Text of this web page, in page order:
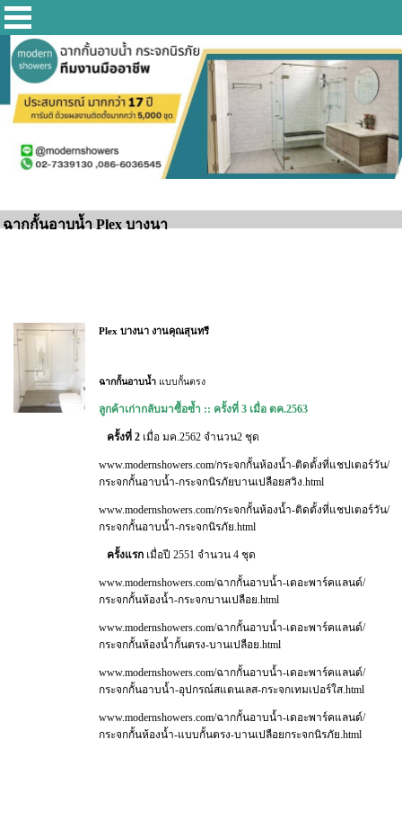
ฉากกั้นอาบน้ำ Plex บางนา
Plex บางนา งานคุณสุนทรี
ฉากกั้นอาบน้ำ แบบกั้นตรง
ลูกค้าเก่ากลับมาซื้อซ้ำ :: ครั้งที่ 3 เมื่อ ตค.2563
ครั้งที่ 2 เมื่อ มค.2562 จำนวน2 ชุด
www.modernshowers.com/กระจกกั้นห้องน้ำ-ติดตั้งที่แชปเตอร์วัน/
กระจกกั้นอาบน้ำ-กระจกนิรภัยบานเปลือยสวิง.html
www.modernshowers.com/กระจกกั้นห้องน้ำ-ติดตั้งที่แชปเตอร์วัน/
กระจกกั้นอาบน้ำ-กระจกนิรภัย.html
ครั้งแรก เมื่อปี 2551 จำนวน 4 ชุด
www.modernshowers.com/ฉากกั้นอาบน้ำ-เดอะพาร์คแลนด์/
กระจกกั้นห้องน้ำ-กระจกบานเปลือย.html
www.modernshowers.com/ฉากกั้นอาบน้ำ-เดอะพาร์คแลนด์/
กระจกกั้นห้องน้ำกั้นตรง-บานเปลือย.html
www.modernshowers.com/ฉากกั้นอาบน้ำ-เดอะพาร์คแลนด์/
กระจกกั้นอาบน้ำ-อุปกรณ์สแตนเลส-กระจกเทมเปอร์ใส.html
www.modernshowers.com/ฉากกั้นอาบน้ำ-เดอะพาร์คแลนด์/
กระจกกั้นห้องน้ำ-แบบกั้นตรง-บานเปลือยกระจกนิรภัย.html